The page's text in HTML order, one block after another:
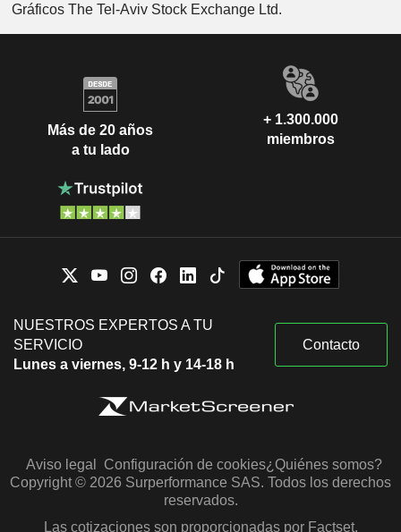
Gráficos The Tel-Aviv Stock Exchange Ltd.
Más de 20 años
a tu lado
+ 1.300.000
miembros
NUESTROS EXPERTOS A TU
SERVICIO
Lunes a viernes, 9-12 h y 14-18 h
Contacto
Aviso legal Configuración de cookies¿Quiénes somos?
Copyright © 2026 Surperformance SAS. Todos los derechos
reservados.
Las cotizaciones son proporcionadas por Factset,